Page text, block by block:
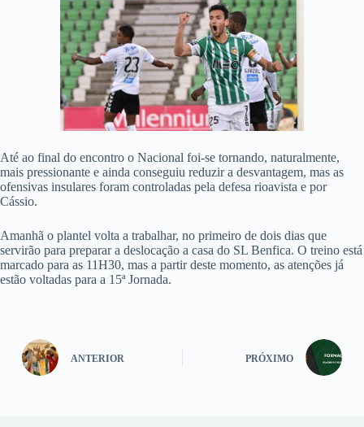
Até ao final do encontro o Nacional foi-se tornando, naturalmente,
mais pressionante e ainda conseguiu reduzir a desvantagem, mas as
ofensivas insulares foram controladas pela defesa rioavista e por
Cássio.
Amanhã o plantel volta a trabalhar, no primeiro de dois dias que
servirão para preparar a deslocação a casa do SL Benfica. O treino está
marcado para as 11H30, mas a partir deste momento, as atenções já
estão voltadas para a 15ª Jornada.
ANTERIOR PRÓXIMO